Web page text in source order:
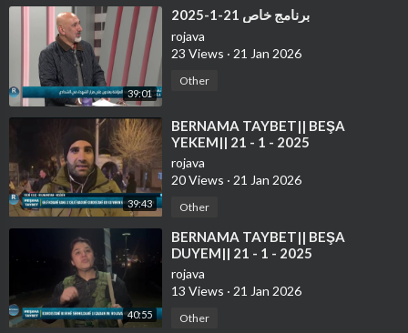
39:01
⁣برنامج خاص 21-1-2025
rojava
23 Views · 21 Jan 2026
Other
39:43
⁣⁣BERNAMA TAYBET|| BEŞA
YEKEM|| 21 - 1 - 2025
rojava
20 Views · 21 Jan 2026
Other
40:55
⁣⁣BERNAMA TAYBET|| BEŞA
DUYEM|| 21 - 1 - 2025
rojava
13 Views · 21 Jan 2026
Other